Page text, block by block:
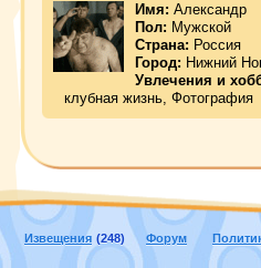
Имя: Александр
Пол: Мужской
Страна: Россия
Город: Нижний
Увлечения и
клубная жизнь, Фотография
Извещения (248) Форум